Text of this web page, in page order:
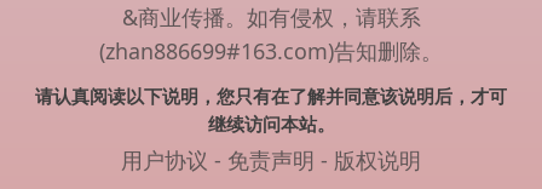
&商业传播。如有侵权，请联系
(zhan886699#163.com)告知删除。
请认真阅读以下说明，您只有在了解并同意该说明后，才可
继续访问本站。
用户协议 - 免责声明 - 版权说明